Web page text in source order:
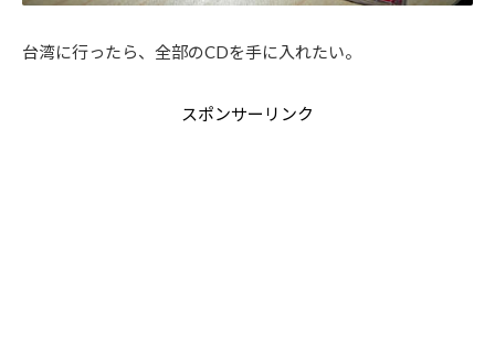
台湾に行ったら、全部のCDを手に入れたい。
スポンサーリンク